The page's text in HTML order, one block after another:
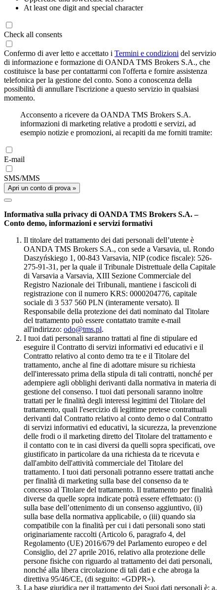
At least one digit and special character
Check all consents
Confermo di aver letto e accettato i Termini e condizioni del servizio
di informazione e formazione di OANDA TMS Brokers S.A., che
costituisce la base per contattarmi con l'offerta e fornire assistenza
telefonica per la gestione del conto. Sono a conoscenza della
possibilità di annullare l'iscrizione a questo servizio in qualsiasi
momento.
Acconsento a ricevere da OANDA TMS Brokers S.A.
informazioni di marketing relative a prodotti e servizi, ad
esempio notizie e promozioni, ai recapiti da me forniti tramite:
E-mail
SMS/MMS
Apri un conto di prova »
Informativa sulla privacy di OANDA TMS Brokers S.A. –
Conto demo, informazioni e servizi formativi
Il titolare del trattamento dei dati personali dell’utente è
OANDA TMS Brokers S.A., con sede a Varsavia, ul. Rondo
Daszyńskiego 1, 00-843 Varsavia, NIP (codice fiscale): 526-
275-91-31, per la quale il Tribunale Distrettuale della Capitale
di Varsavia a Varsavia, XIII Sezione Commerciale del
Registro Nazionale dei Tribunali, mantiene i fascicoli di
registrazione con il numero KRS: 0000204776, capitale
sociale di 3 537 560 PLN (interamente versato). Il
Responsabile della protezione dei dati nominato dal Titolare
del trattamento può essere contattato tramite e-mail
all'indirizzo: odo@tms.pl.
I tuoi dati personali saranno trattati al fine di stipulare ed
eseguire il Contratto di servizi informativi ed educativi e il
Contratto relativo al conto demo tra te e il Titolare del
trattamento, anche al fine di adottare misure su richiesta
dell'interessato prima della stipula di tali contratti, nonché per
adempiere agli obblighi derivanti dalla normativa in materia di
gestione del consenso. I tuoi dati personali saranno inoltre
trattati per le finalità degli interessi legittimi del Titolare del
trattamento, quali l'esercizio di legittime pretese contrattuali
derivanti dal Contratto relativo al conto demo o dal Contratto
di servizi informativi ed educativi, la sicurezza, la prevenzione
delle frodi o il marketing diretto del Titolare del trattamento e
il contatto con te in casi diversi da quelli sopra specificati, ove
giustificato in particolare da una richiesta da te ricevuta e
dall'ambito dell'attività commerciale del Titolare del
trattamento. I tuoi dati personali potranno essere trattati anche
per finalità di marketing sulla base del consenso da te
concesso al Titolare del trattamento. Il trattamento per finalità
diverse da quelle sopra indicate potrà essere effettuato: (i)
sulla base dell’ottenimento di un consenso aggiuntivo, (ii)
sulla base della normativa applicabile, o (iii) quando sia
compatibile con la finalità per cui i dati personali sono stati
originariamente raccolti (Articolo 6, paragrafo 4, del
Regolamento (UE) 2016/679 del Parlamento europeo e del
Consiglio, del 27 aprile 2016, relativo alla protezione delle
persone fisiche con riguardo al trattamento dei dati personali,
nonché alla libera circolazione di tali dati e che abroga la
direttiva 95/46/CE, (di seguito: «GDPR»).
La base giuridica per il trattamento dei Suoi dati personali è: a.